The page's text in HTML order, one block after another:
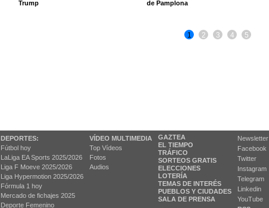
Trump
de Pamplona
1 2 3 4 5
DEPORTES:
Fútbol hoy
LaLiga EA Sports 2025/2026
Liga F Moeve 2025/2026
Liga Hypermotion 2025/2026
Fórmula 1 hoy
Mercado de fichajes 2025
Deporte Femenino
VÍDEO MULTIMEDIA
Top Vídeos
Fotos
Audios
GAZTEA
EL TIEMPO
TRÁFICO
SORTEOS GRATIS
ELECCIONES
LOTERÍA
TEMAS DE INTERÉS
PUEBLOS Y CIUDADES
SALA DE PRENSA
Newsletter
Facebook
Twitter
Instagram
Telegram
Linkedin
YouTube